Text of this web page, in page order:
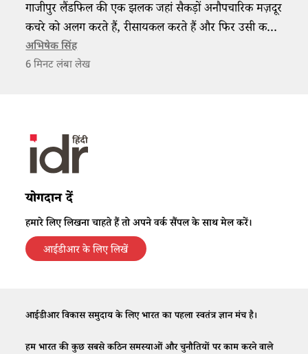
गाजीपुर लैंडफिल की एक झलक जहां सैकड़ों अनौपचारिक मज़दूर
कचरे को अलग करते हैं, रीसायकल करते हैं और फिर उसी कचरे
को वापस अर्थव्यवस्था में संचारित कर देते हैं।
अभिषेक सिंह
6 मिनट लंबा लेख
योगदान दें
हमारे लिए लिखना चाहते हैं तो अपने वर्क सैंपल के साथ मेल करें।
आईडीआर के लिए लिखें
आईडीआर विकास समुदाय के लिए भारत का पहला स्वतंत्र ज्ञान मंच है।
हम भारत की कुछ सबसे कठिन समस्याओं और चुनौतियों पर काम करने वाले